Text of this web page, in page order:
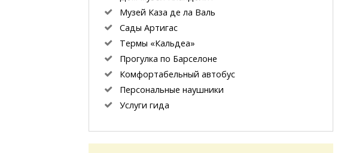
Музей Каза де ла Валь
Сады Артигас
Термы «Кальдеа»
Прогулка по Барселоне
Комфортабельный автобус
Персональные наушники
Услуги гида